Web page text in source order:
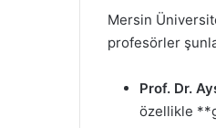
Mersin
profesörler
Prof. Dr.
özellikle